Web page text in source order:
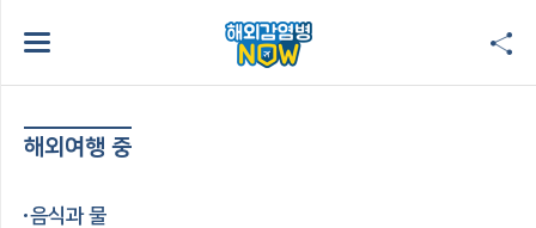
해외여행 중
음식과 물